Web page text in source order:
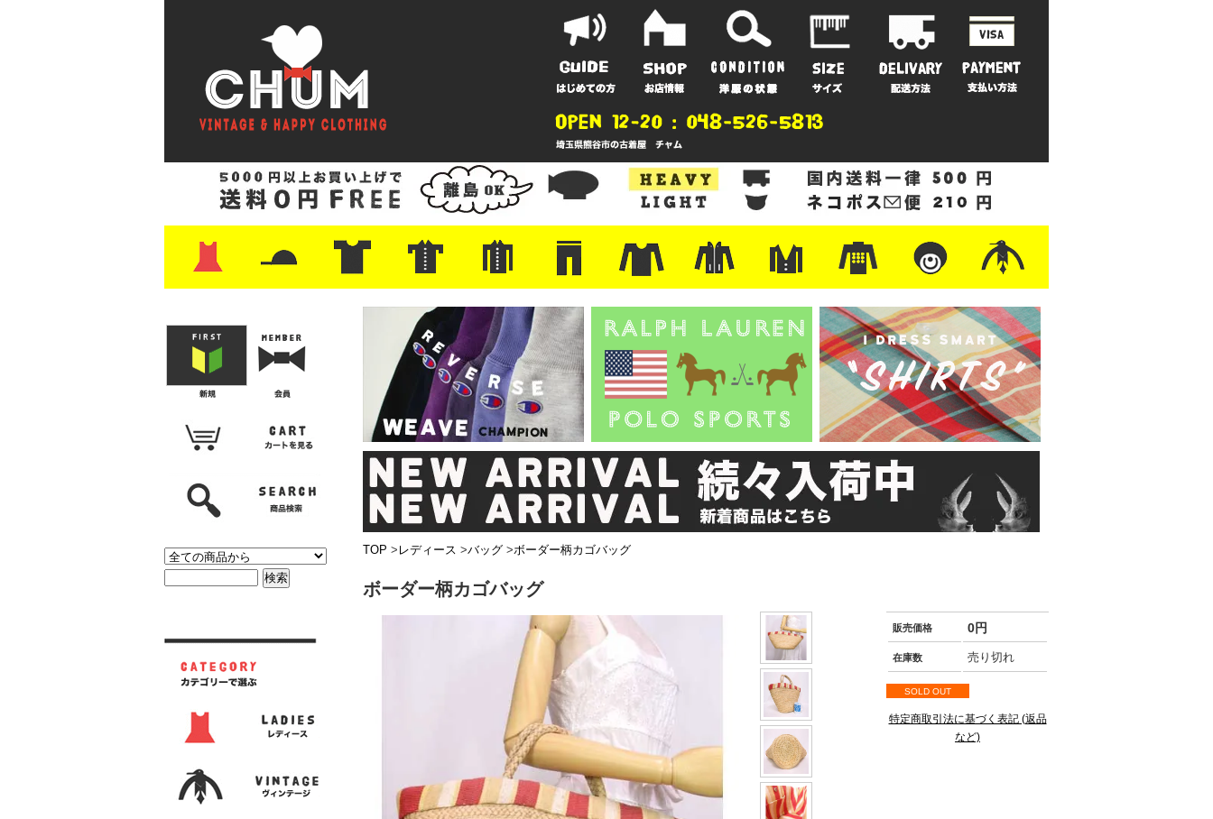
・レザーシューズ/スニーカー
・プリントTシャツ
・バンド/ツアー
・キャラクター
・Nike/adidas/スポーツ
・チャンピオン
・サーフ/スケート
・ボーダー/総柄/無地
・フットボール/リンガー
・タンクトップ/NBA・ポロシャツ
・半袖シャツ
・アロハ/サーフ/ボーリング
・ラルフ/ブランド
・無地/チェック/ストライプ
・ワーク/ミリタリー/ウエスタ
・ネル/ウール ・ショートパンツ
・アウトドア/グラミチ
・ジーンズ/ペインター
・Levi's RED
・ミリタリー/ワーク
・コーデュロイ/スタプレ
・コットン/スラックス/チノ
・オーバーオール/つなぎ
・ジャージ/スウェット/ナイロ
ン
・セントジェームス/ルミノア
・ロンT/サーマル/ラグビー・プリント/半袖/スウェット
・チャンピオン/リバース
・パーカー ・デニム/コットン
・アウトドア/フリース
・ジャージ/ナイロン
・ミリタリー/ワーク
・ウール/レザー
・スーツ/ジレ
TOP > レディース >バッグ >ボーダー柄カゴバッグ
ボーダー柄カゴバッグ
販売価格 0円
在庫数 売り切れ
SOLD OUT
特定商取引法に基づく表記 (返品
など)